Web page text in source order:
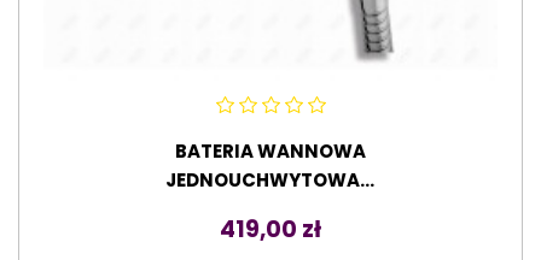
BATERIA WANNOWA
JEDNOUCHWYTOWA...
Cena
419,00 zł